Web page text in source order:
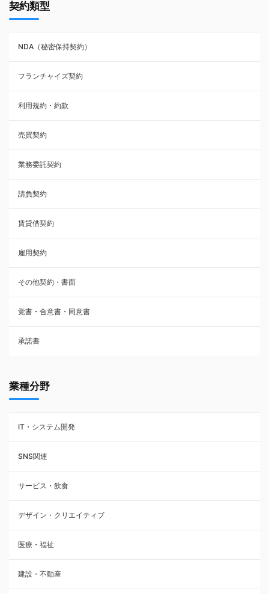
NDA（秘密保持契約）
業務委託契約
利用規約・約款
覚書・合意書・同意書
承諾書
雇用契約
その他契約・書面
売買契約
株主総会議事録・関連書類
請負契約
フランチャイズ契約
賃貸借契約
契約類型
NDA（秘密保持契約）
フランチャイズ契約
利用規約・約款
売買契約
業務委託契約
請負契約
賃貸借契約
雇用契約
その他契約・書面
覚書・合意書・同意書
承諾書
業種分野
IT・システム開発
SNS関連
サービス・飲食
デザイン・クリエイティブ
医療・福祉
建設・不動産